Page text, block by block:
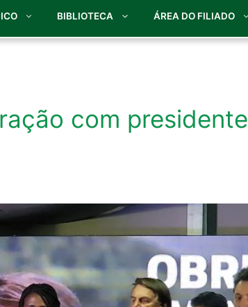
BIBLIOTECA ÁREA DO FILIADO
com presidente